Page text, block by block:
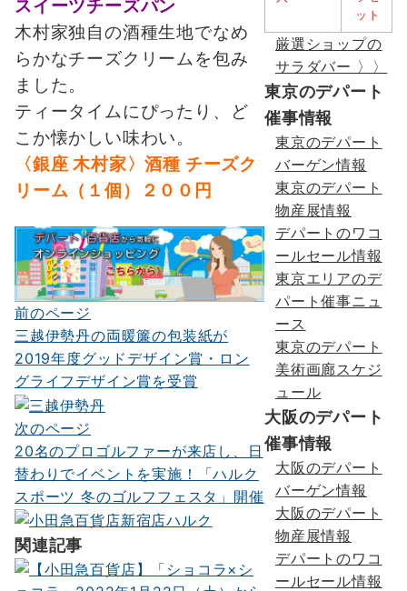
スイーツチーズパン
木村家独自の酒種生地でなめ
らかなチーズクリームを包み
ました。
ティータイムにぴったり、ど
こか懐かしい味わい。
〈銀座 木村家〉酒種 チーズク
リーム（１個）２００円
投
稿
ナ
ビ
ゲ
ー
シ
ョ
ン
前のページ
三越伊勢丹の両暖簾の包装紙が
2019年度グッドデザイン賞・ロン
グライフデザイン賞を受賞
次のページ
20名のプロゴルファーが来店し、日
替わりでイベントを実施！「ハルク
スポーツ 冬のゴルフフェスタ」開催
関連記事
厳選ショップの
サラダバー 〉〉
東京のデパート
催事情報
東京のデパート
バーゲン情報
東京のデパート
物産展情報
デパートのワコ
ールセール情報
東京エリアのデ
パート催事ニュ
ース
東京のデパート
美術画廊スケジ
ュール
大阪のデパート
催事情報
大阪のデパート
バーゲン情報
大阪のデパート
物産展情報
デパートのワコ
ールセール情報